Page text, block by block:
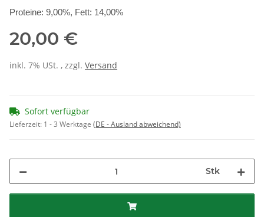
Proteine: 9,00%, Fett: 14,00%
20,00 €
inkl. 7% USt. , zzgl. Versand
Sofort verfügbar
Lieferzeit: 1 - 3 Werktage (DE - Ausland abweichend)
Stk